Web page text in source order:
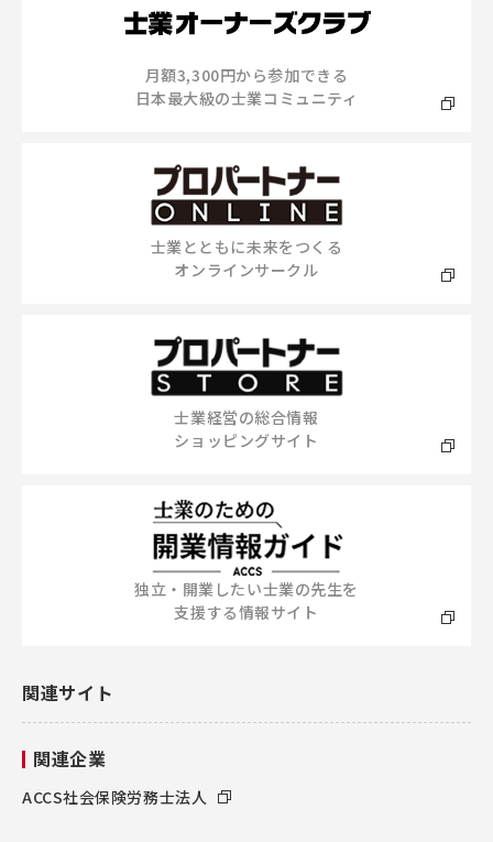
月額3,300円から参加できる
日本最大級の士業コミュニティ
士業とともに未来をつくる
オンラインサークル
士業経営の総合情報
ショッピングサイト
独立・開業したい士業の先生を
支援する情報サイト
関連サイト
関連企業
ACCS社会保険労務士法人